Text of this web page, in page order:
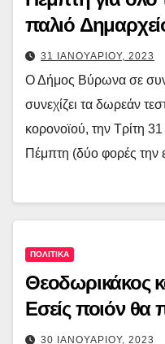
παλιό
31 ΙΑΝΟΥΑΡΙΟΥ, 2023
Ο Δήμος Βύρωνα σε
συνεχίζει τα δωρεάν
κορονοϊού, την Τρίτη
Πέμπτη (δύο φορές την
ΠΟΛΙΤΙΚΑ
Θεοδωρικάκος
Εσείς ποιόν θα
30 ΙΑΝΟΥΑΡΙΟΥ, 2023